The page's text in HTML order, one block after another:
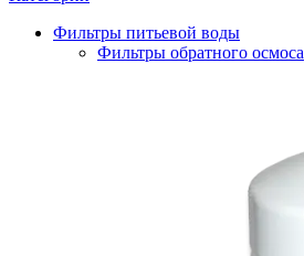
Фильтры питьевой воды
Фильтры обратного осмоса